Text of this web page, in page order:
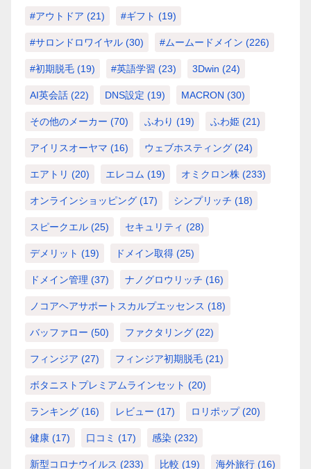
#アウトドア (21) #ギフト (19)
#サロンドロワイヤル (30) #ムームードメイン (226)
#初期脱毛 (19) #英語学習 (23) 3Dwin (24)
AI英会話 (22) DNS設定 (19) MACRON (30)
その他のメーカー (70) ふわり (19) ふわ姫 (21)
アイリスオーヤマ (16) ウェブホスティング (24)
エアトリ (20) エレコム (19) オミクロン株 (233)
オンラインショッピング (17) シンプリッチ (18)
スピークエル (25) セキュリティ (28)
デメリット (19) ドメイン取得 (25)
ドメイン管理 (37) ナノグロウリッチ (16)
ノコアヘアサポートスカルプエッセンス (18)
バッファロー (50) ファクタリング (22)
フィンジア (27) フィンジア初期脱毛 (21)
ボタニストプレミアムラインセット (20)
ランキング (16) レビュー (17) ロリポップ(20)
健康 (17) 口コミ (17) 感染 (232)
新型コロナウイルス (233) 比較 (19) 海外旅行 (16)